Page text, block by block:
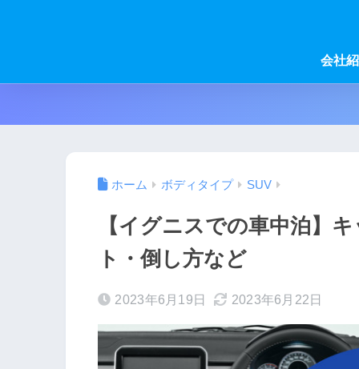
会社
ホーム ボディタイプ SUV
【イグニスでの車中泊】
ト・倒し方など
2023年6月19日 2023年6月22日